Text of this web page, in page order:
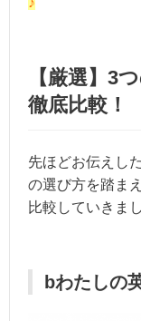
【厳選】3
徹底比較！
先ほどお伝えし
の選び方を踏ま
比較していきま
bわたしの